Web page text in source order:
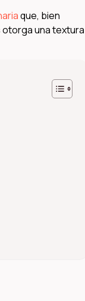
que, bien
otorga una textura